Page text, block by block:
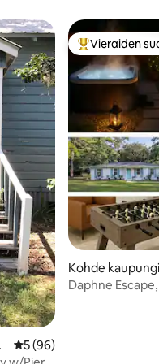
Keskimääräinen arvio 5/5,
5 (96)
Vieraiden
Vieraiden
Kohde
Daphne